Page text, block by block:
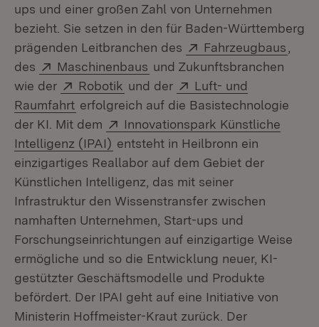
ups und einer großen Zahl von Unternehmen
bezieht. Sie setzen in den für Baden-Württemberg
prägenden Leitbranchen des
Extern:
Fahrzeugbaus
des
Extern:
Maschinenbaus (Öffnet in neuem Fenster)
und Zukunftsbranchen
wie der
Extern:
Robotik (Öffnet in neuem Fenster)
und der Extern:
Luft- und
Raumfahrt (Öffnet in neuem Fenster)
erfolgreich auf die Basistechnologie
der KI. Mit dem
Extern:
Innovationspark Künstliche
Intelligenz (IPAI) (Öffnet in neuem Fenster)
entsteht in Heilbronn ein
einzigartiges Reallabor auf dem Gebiet der
Künstlichen Intelligenz, das mit seiner
Infrastruktur den Wissenstransfer zwischen
namhaften Unternehmen, Start-ups und
Forschungseinrichtungen auf einzigartige Weise
ermögliche und so die Entwicklung neuer, KI-
gestützter Geschäftsmodelle und Produkte
befördert. Der IPAI geht auf eine Initiative von
Ministerin Hoffmeister-Kraut zurück. Der